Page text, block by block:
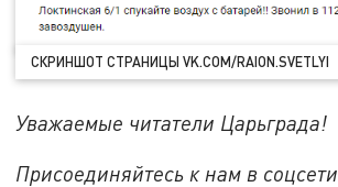
СКРИНШОТ СТРАНИЦЫ VK.COM/RAION.SVETLYI
Уважаемые читатели Царьграда!
Присоединяйтесь к нам в соцсети